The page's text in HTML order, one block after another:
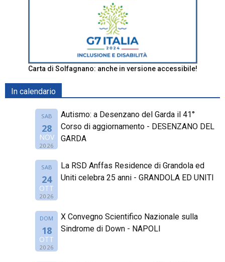
Carta di Solfagnano: anche in versione accessibile!
In calendario
SAB
28
NOV
2026
Autismo: a Desenzano del Garda il 41°
Corso di aggiornamento - DESENZANO DEL
GARDA
SAB
24
OTT
2026
La RSD Anffas Residence di Grandola ed
Uniti celebra 25 anni - GRANDOLA ED UNITI
DOM
18
OTT
2026
X Convegno Scientifico Nazionale sulla
Sindrome di Down - NAPOLI